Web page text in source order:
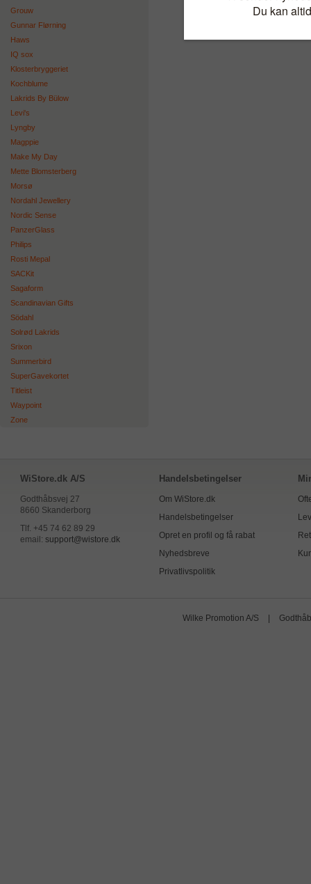
Grouw
Gunnar Flørning
Haws
IQ sox
Klosterbryggeriet
Kochblume
Lakrids By Bülow
Levi's
Lyngby
Magppie
Make My Day
Mette Blomsterberg
Morsø
Nordahl Jewellery
Nordic Sense
PanzerGlass
Philips
Rosti Mepal
SACKit
Sagaform
Scandinavian Gifts
Södahl
Solrød Lakrids
Srixon
Summerbird
SuperGavekortet
Titleist
Waypoint
Zone
WiStore.dk A/S
Godthåbsvej 27
8660 Skanderborg
Tlf. +45 74 62 89 29
email: support@wistore.dk
Handelsbetingelser
Om WiStore.dk
Handelsbetingelser
Opret en profil og få rabat
Nyhedsbreve
Privatlivspolitik
Wilke Promotion A/S